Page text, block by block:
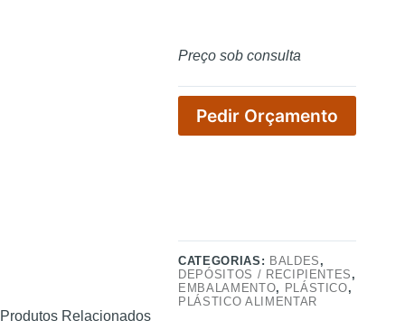
Preço sob consulta
Pedir Orçamento
CATEGORIAS: BALDES ,
DEPÓSITOS / RECIPIENTES ,
EMBALAMENTO, PLÁSTICO,
PLÁSTICO ALIMENTAR
Produtos Relacionados